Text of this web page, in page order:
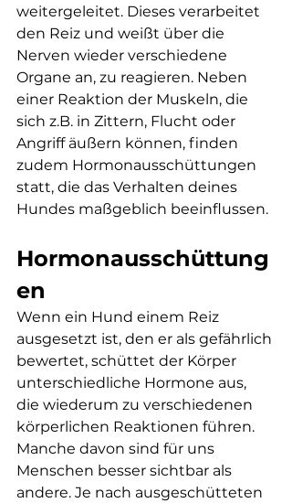
weitergeleitet. Dieses verarbeitet
den Reiz und weißt über die
Nerven wieder verschiedene
Organe an, zu reagieren. Neben
einer Reaktion der Muskeln, die
sich z.B. in Zittern, Flucht oder
Angriff äußern können, finden
zudem Hormonausschüttungen
statt, die das Verhalten deines
Hundes maßgeblich beeinflussen.
Hormonausschüttung
en
Wenn ein Hund einem Reiz
ausgesetzt ist, den er als gefährlich
bewertet, schüttet der Körper
unterschiedliche Hormone aus,
die wiederum zu verschiedenen
körperlichen Reaktionen führen.
Manche davon sind für uns
Menschen besser sichtbar als
andere. Je nach ausgeschütteten